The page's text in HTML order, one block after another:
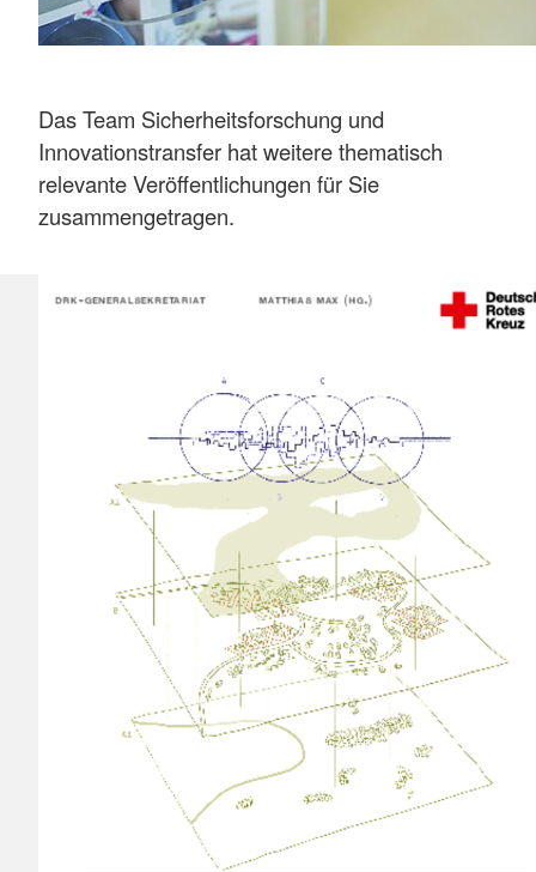
Das Team Sicherheitsforschung und
Innovationstransfer hat weitere thematisch
relevante Veröffentlichungen für Sie
zusammengetragen.